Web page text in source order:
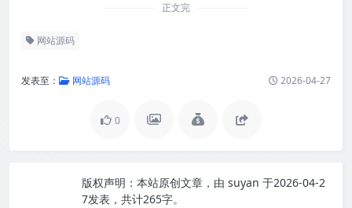
正文完
网站源码
发表至： 网站源码 2026-04-27
0
版权声明： 本站原创文章，由 suyan 于2026-04-2
7发表，共计265字。